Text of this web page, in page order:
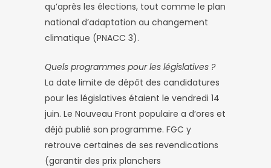
qu’après les élections, tout comme le plan
national d’adaptation au changement
climatique (PNACC 3).
Quels programmes pour les législatives ?
La date limite de dépôt des candidatures
pour les législatives étaient le vendredi 14
juin. Le Nouveau Front populaire a d’ores et
déjà publié son programme. FGC y
retrouve certaines de ses revendications
(garantir des prix planchers